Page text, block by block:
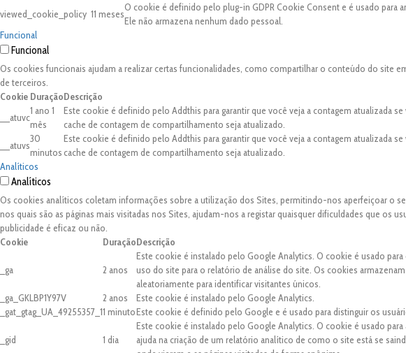
viewed_cookie_policy 11 meses
O cookie é definido pelo plug-in GDPR Cookie Consent e é usado
Ele não armazena nenhum dado pessoal.
Funcional
Funcional
Os cookies funcionais ajudam a realizar certas funcionalidades, como compartilhar o conteúdo do site
de terceiros.
Cookie DuraçãoDescrição
__atuvc
1 ano 1
mês
Este cookie é definido pelo Addthis para garantir que você veja a contagem atualizada
cache de contagem de compartilhamento seja atualizado.
__atuvs
30
minutos
Este cookie é definido pelo Addthis para garantir que você veja a contagem atualizada
cache de contagem de compartilhamento seja atualizado.
Analíticos
Analíticos
Os cookies analíticos coletam informações sobre a utilização dos Sites, permitindo-nos aperfeiçoar o
nos quais são as páginas mais visitadas nos Sites, ajudam-nos a registar quaisquer dificuldades que os
publicidade é eficaz ou não.
Cookie
DuraçãoDescrição
_ga 2 anos
Este cookie é instalado pelo Google Analytics. O cookie é usado
uso do site para o relatório de análise do site. Os cookies
aleatoriamente para identificar visitantes únicos.
_ga_GKLBP1Y97V
2 anos
Este cookie é instalado pelo Google Analytics.
_gat_gtag_UA_49255357_11 minutoEste cookie é definido pelo Google e é usado para distinguir os
_gid 1 dia
Este cookie é instalado pelo Google Analytics. O cookie é usado
ajuda na criação de um relatório analítico de como o site está se